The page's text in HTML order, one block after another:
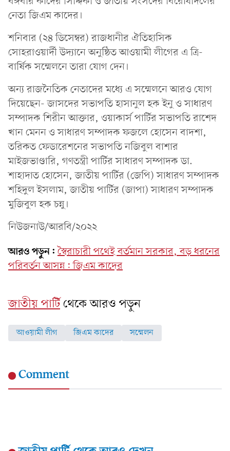
নেতা জিএম কাদের।
শনিবার (২৪ ডিসেম্বর) রাজধানীর ঐতিহাসিক
সোহরাওয়ার্দী উদ্যানে অনুষ্ঠিত আওয়ামী লীগের এ ত্রি-
বার্ষিক সম্মেলনে তারা যোগ দেন।
অন্য রাজনৈতিক নেতাদের মধ্যে এ সম্মেলনে আরও যোগ
দিয়েছেন- জাসদের সভাপতি হাসানুল হক ইনু ও সাধারণ
সম্পাদক শিরীন আক্তার, ওয়াকার্স পার্টির সভাপতি রাশেদ
খান মেনন ও সাধারণ সম্পাদক ফজলে হোসেন বাদশা,
তরিকত ফেডারেশনের সভাপতি নজিবুল বাশার
মাইজভাণ্ডারি, গণতন্ত্রী পার্টির সাধারণ সম্পাদক ডা.
শাহাদাত হোসেন, জাতীয় পার্টির (জেপি) সাধারণ সম্পাদক
শহিদুল ইসলাম, জাতীয় পার্টির (জাপা) সাধারণ সম্পাদক
মুজিবুল হক চন্নু।
নিউজনাউ/আরবি/২০২২
আরও পড়ুন: স্বৈরাচারী পথেই বর্তমান সরকার, বড় ধরনের
পরিবর্তন আসন্ন: জিএম কাদের
জাতীয় পার্টিথেকে আরও পড়ুন
আওয়ামী লীগ জিএম কাদের সম্মেলন
Comment